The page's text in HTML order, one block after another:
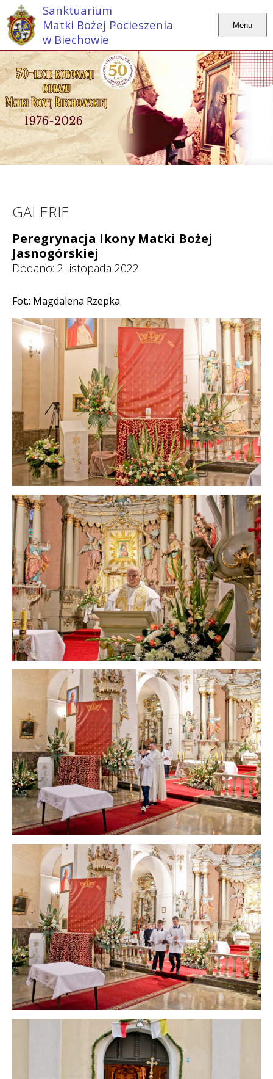
Sanktuarium
Matki Bożej Pocieszenia
w Biechowie
Menu
GALERIE
Peregrynacja Ikony Matki Bożej
Jasnogórskiej
Dodano: 2 listopada 2022
Fot.: Magdalena Rzepka